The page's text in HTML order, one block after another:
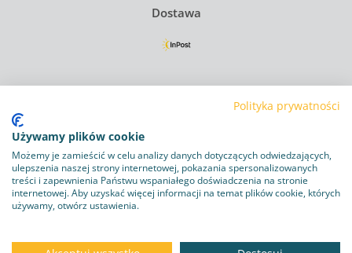
Dostawa
Polityka plików cookie
Obowiązek informacyjny RODO
Program lojalnościowy
Polityka prywatności
Używamy plików cookie
Możemy je zamieścić w celu analizy danych dotyczących odwiedzających,
ulepszenia naszej strony internetowej, pokazania spersonalizowanych
treści i zapewnienia Państwu wspaniałego doświadczenia na stronie
internetowej. Aby uzyskać więcej informacji na temat plików cookie, których
używamy, otwórz ustawienia.